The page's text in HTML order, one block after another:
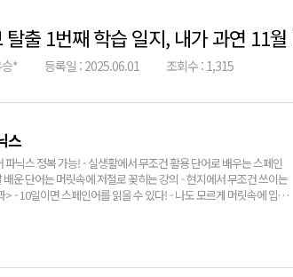
출 1번째 학습 일지, 내가 과연 11월
승* 등록일 : 2025.06.01 조회수 : 1,315
스
파닉스 정복 가능! - 실생활에서 무조건 활용 단어로 배우는 스페인
운 단어는 머릿속에 저절로 꽂히는 강의 - 현지에서 무조건 쓰이는
음